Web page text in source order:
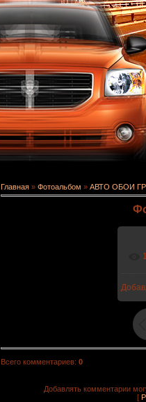
Главная » Фотоальбом » АВТО ОБОИ
Всего комментариев: 0
Добавлять комментарии
[